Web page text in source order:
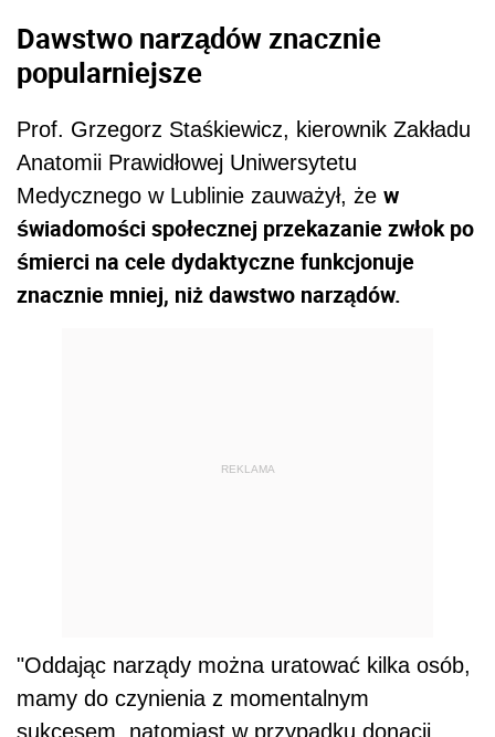
Dawstwo narządów znacznie
popularniejsze
Prof. Grzegorz Staśkiewicz, kierownik Zakładu
Anatomii Prawidłowej Uniwersytetu
Medycznego w Lublinie zauważył, że w
świadomości społecznej przekazanie zwłok po
śmierci na cele dydaktyczne funkcjonuje
znacznie mniej, niż dawstwo narządów.
REKLAMA
"Oddając narządy można uratować kilka osób,
mamy do czynienia z momentalnym
sukcesem, natomiast w przypadku donacji